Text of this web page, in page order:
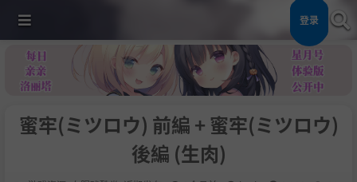
登录
蜜牢(ミツロウ) 前編 + 蜜牢(ミツロウ)
後編 (生肉)